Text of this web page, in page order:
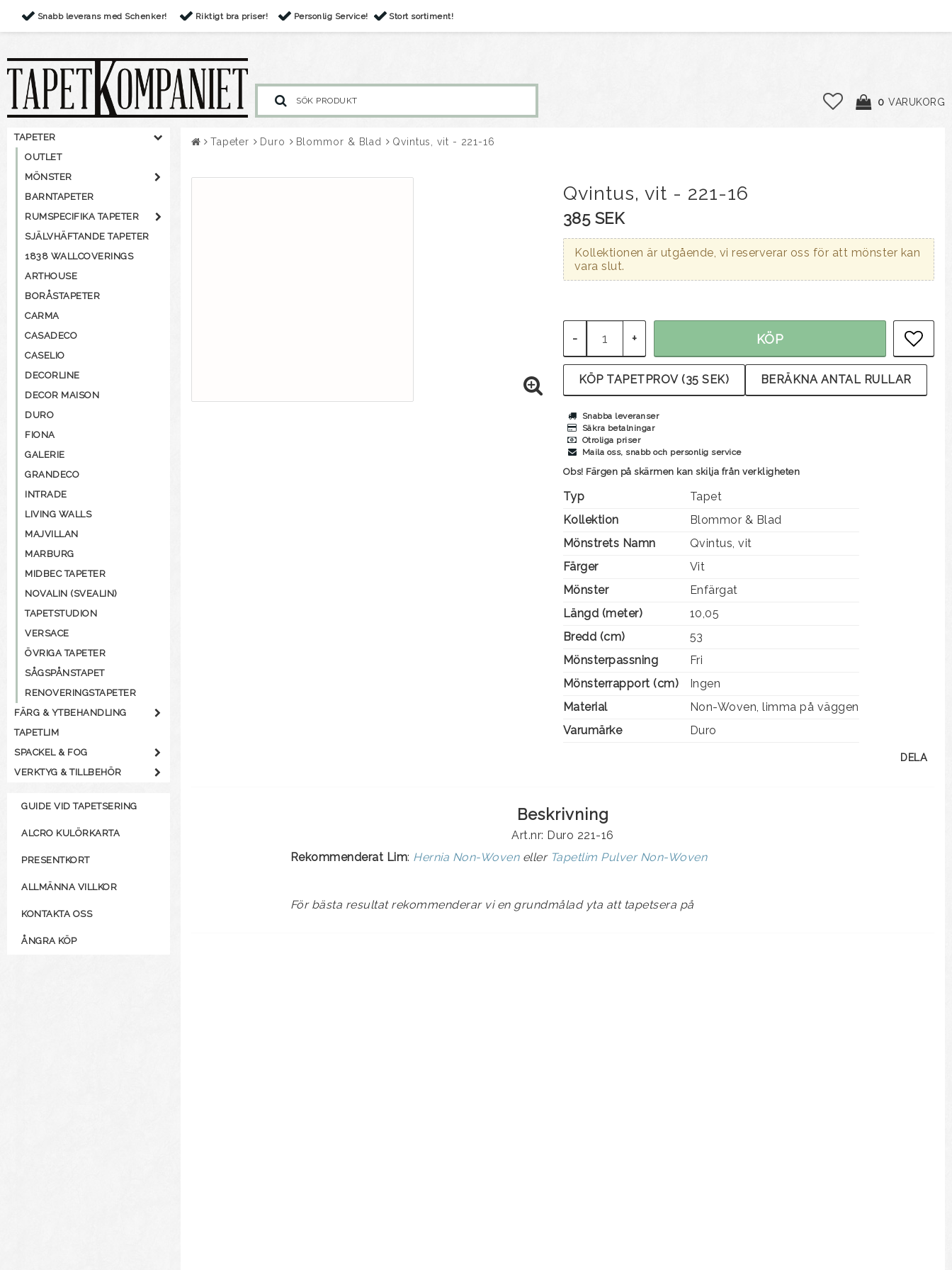
Snabb leverans med Schenker! Riktigt bra priser! Personlig Service! Stort sortiment!
0 VARUKORG
TAPETER
OUTLET
MÖNSTER
BARNTAPETER
RUMSPECIFIKA TAPETER
SJÄLVHÄFTANDE TAPETER
1838 WALLCOVERINGS
ARTHOUSE
BORÅSTAPETER
CARMA
CASADECO
CASELIO
DECORLINE
DECOR MAISON
DURO
FIONA
GALERIE
GRANDECO
INTRADE
LIVING WALLS
MAJVILLAN
MARBURG
MIDBEC TAPETER
NOVALIN (SVEALIN)
TAPETSTUDION
VERSACE
ÖVRIGA TAPETER
SÅGSPÅNSTAPET
RENOVERINGSTAPETER
FÄRG & YTBEHANDLING
TAPETLIM
SPACKEL & FOG
VERKTYG & TILLBEHÖR
GUIDE VID TAPETSERING
ALCRO KULÖRKARTA
PRESENTKORT
ALLMÄNNA VILLKOR
KONTAKTA OSS
ÅNGRA KÖP
Tapeter Duro Blommor & Blad Qvintus, vit - 221-16
Qvintus, vit - 221-16
385 SEK
Kollektionen är utgående, vi reserverar oss för att mönster kan
vara slut.
- + KÖP
BERÄKNA ANTAL RULLAR
KÖP TAPETPROV (35 SEK)
Snabba leveranser
Säkra betalningar
Otroliga priser
Maila oss, snabb och personlig service
Obs! Färgen på skärmen kan skilja från verkligheten
Typ
Tapet
Kollektion
Blommor & Blad
Mönstrets Namn
Qvintus, vit
Färger
Vit
Mönster
Enfärgat
Längd (meter)
10,05
Bredd (cm)
53
Mönsterpassning
Fri
Mönsterrapport (cm)
Ingen
Material
Non-Woven, limma på väggen
Varumärke
Duro
DELA
Beskrivning
Art.nr: Duro 221-16
Rekommenderat Lim: Hernia Non-Woveneller Tapetlim Pulver Non-Woven
För bästa resultat rekommenderar vi en grundmålad yta att tapetsera på